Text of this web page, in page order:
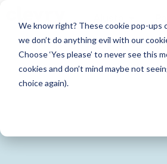
We know right? These cookie pop-ups
we don’t do anything evil with our
Choose ‘Yes please’ to never see this
cookies and don’t mind maybe not
choice again).